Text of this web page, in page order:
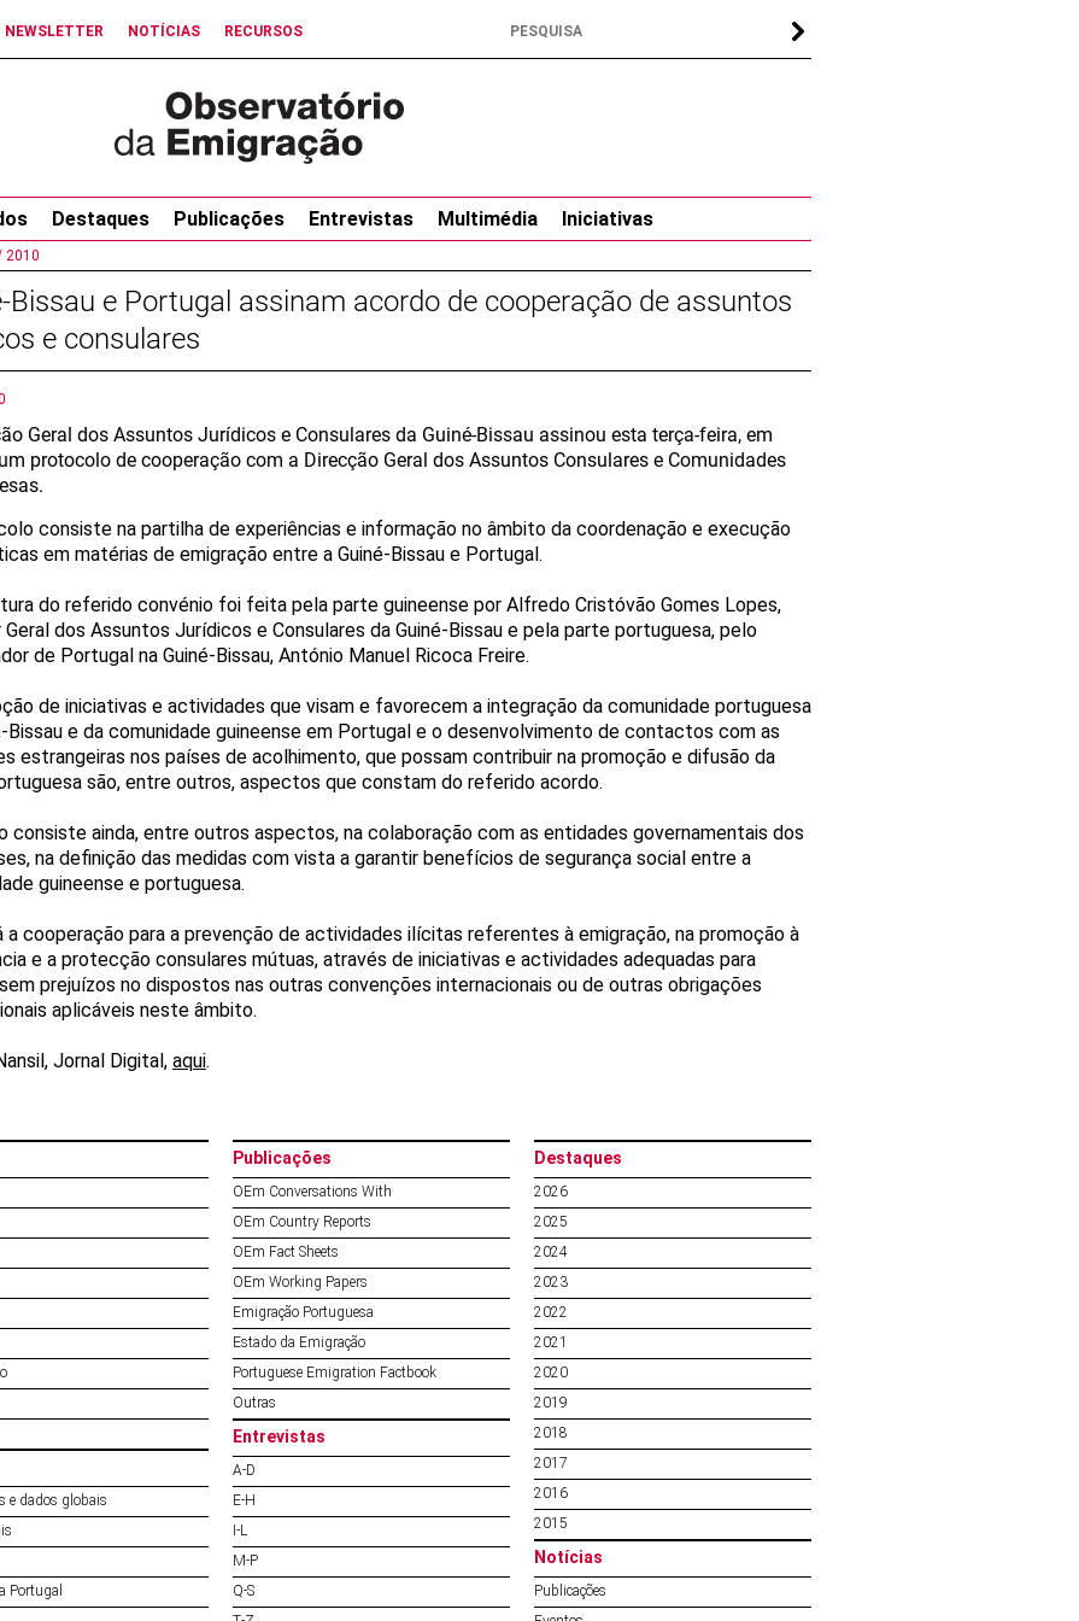
NEWSLETTER NOTÍCIAS RECURSOS
Destaques Publicações Entrevistas Multimédia Iniciativas
2010
Bissau e Portugal assinam acordo de cooperação de assuntos
e consulares
Geral dos Assuntos Jurídicos e Consulares da Guiné-Bissau assinou esta terça-feira, em
protocolo de cooperação com a Direcção Geral dos Assuntos Consulares e Comunidades
consiste na partilha de experiências e informação no âmbito da coordenação e execução
em matérias de emigração entre a Guiné-Bissau e Portugal.
do referido convénio foi feita pela parte guineense por Alfredo Cristóvão Gomes Lopes,
dos Assuntos Jurídicos e Consulares da Guiné-Bissau e pela parte portuguesa, pelo
de Portugal na Guiné-Bissau, António Manuel Ricoca Freire.
de iniciativas e actividades que visam e favorecem a integração da comunidade portuguesa
Bissau e da comunidade guineense em Portugal e o desenvolvimento de contactos com as
estrangeiras nos países de acolhimento, que possam contribuir na promoção e difusão da
são, entre outros, aspectos que constam do referido acordo.
consiste ainda, entre outros aspectos, na colaboração com as entidades governamentais dos
na definição das medidas com vista a garantir benefícios de segurança social entre a
guineense e portuguesa.
a cooperação para a prevenção de actividades ilícitas referentes à emigração, na promoção à
e a protecção consulares mútuas, através de iniciativas e actividades adequadas para
prejuízos no dispostos nas outras convenções internacionais ou de outras obrigações
aplicáveis neste âmbito.
Jornal Digital, aqui.
e dados globais
Portugal
Publicações
OEm Conversations With
OEm Country Reports
OEm Fact Sheets
OEm Working Papers
Emigração Portuguesa
Estado da Emigração
Portuguese Emigration Factbook
Outras
Entrevistas
A‐D
E‐H
I‐L
M‐P
Q‐S
Destaques
2026
2025
2024
2023
2022
2021
2020
2019
2018
2017
2016
2015
Notícias
Publicações